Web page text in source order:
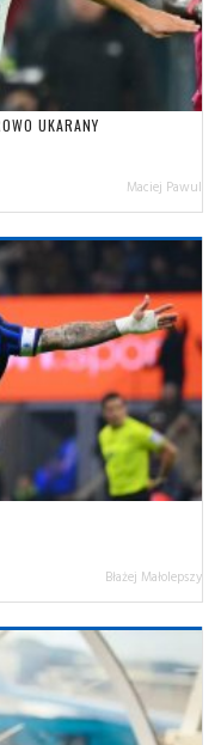
UKARANY
Maciej Pawul
Błażej Małolepszy